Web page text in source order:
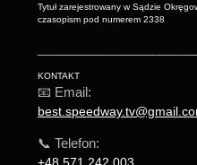
Tytuł zarejestrowany w Sądzie
czasopism pod numerem 2338
KONTAKT
📧 Email:
📞 Telefon: